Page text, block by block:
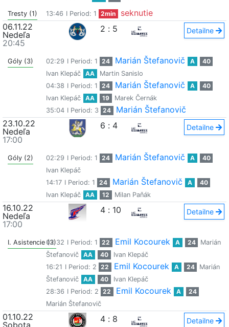
Tresty (1) 13:46 I Period: 1 2min
seknutie
06.11.22
Nedeľa
20:45
2 : 5 Detailne
Góly (3) 02:29 I Period: 1 24 Marián Štefanovič A
40
Ivan Klepáč
AA
Martin Sanislo
04:38 I Period: 1 24 Marián Štefanovič A
40
Ivan Klepáč
AA 19
Marek Černák
35:04 I Period: 3 24
Marián Štefanovič
23.10.22
Nedeľa
17:00
6 : 4 Detailne
Góly (2) 02:29 I Period: 1 24 Marián Štefanovič A
40
Ivan Klepáč
14:17 I Period: 1 24 Marián Štefanovič A
40
Ivan Klepáč
AA 12 Milan Paňák
16.10.22
Nedeľa
17:00
4 : 10 Detailne
I. Asistencie (3)02:32 I Period: 1 22 Emil Kocourek A 24
Marián
Štefanovič
AA 40
Ivan Klepáč
16:21 I Period: 2 22 Emil Kocourek A 24
Marián
Štefanovič
AA 40
Ivan Klepáč
28:36 I Period: 2 22 Emil Kocourek A
24
Marián Štefanovič
01.10.22
Sobota
4 : 8 Detailne